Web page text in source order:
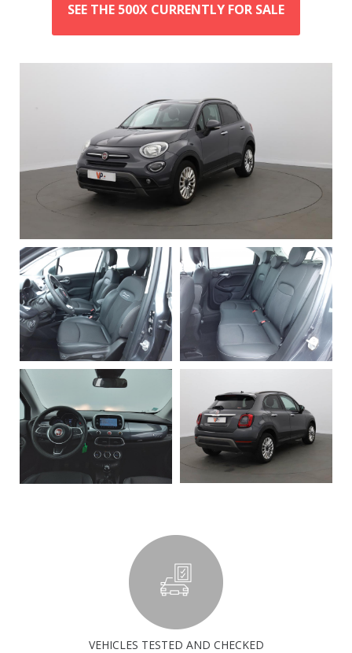
SEE THE 500X CURRENTLY FOR SALE
VEHICLES TESTED AND CHECKED